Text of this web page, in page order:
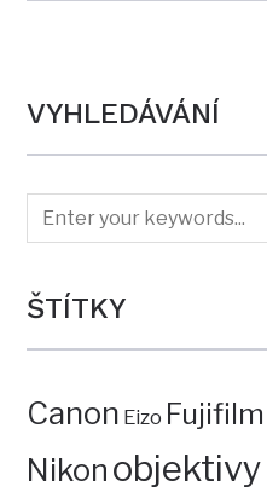
VYHLEDÁVÁNÍ
ŠTÍTKY
Canon Eizo Fujifilm
Nikon objektivy